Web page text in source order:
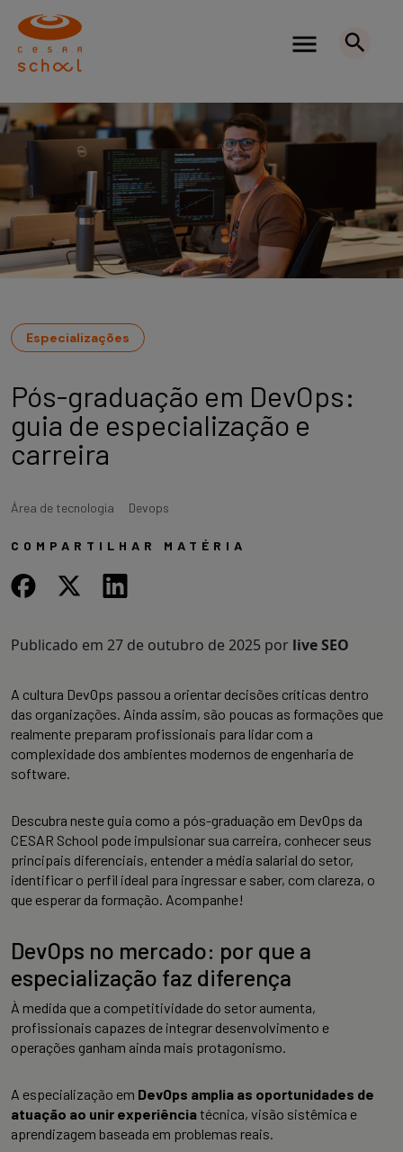
Especializações
Pós-graduação em DevOps:
guia de especialização e
carreira
Área de tecnologia Devops
COMPARTILHAR MATÉRIA
Publicado em 27 de outubro de 2025 por live SEO
A cultura DevOps passou a orientar decisões críticas dentro
das organizações. Ainda assim, são poucas as formações que
realmente preparam profissionais para lidar com a
complexidade dos ambientes modernos de engenharia de
software.
Descubra neste guia como a pós-graduação em DevOps da
CESAR School pode impulsionar sua carreira, conhecer seus
principais diferenciais, entender a média salarial do setor,
identificar o perfil ideal para ingressar e saber, com clareza, o
que esperar da formação. Acompanhe!
DevOps no mercado: por que a
especialização faz diferença
À medida que a competitividade do setor aumenta,
profissionais capazes de integrar desenvolvimento e
operações ganham ainda mais protagonismo.
A especialização em DevOps amplia as oportunidades de
atuação ao unir experiênciatécnica, visão sistêmica e
aprendizagem baseada em problemas reais.